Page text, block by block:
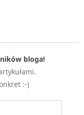
bloga!
:-)